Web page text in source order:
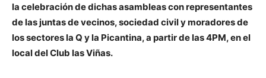
la celebración de dichas asambleas con representantes
de las juntas de vecinos, sociedad civil y moradores de
los sectores la Q y la Picantina, a partir de las 4PM, en el
local del Club las Viñas.